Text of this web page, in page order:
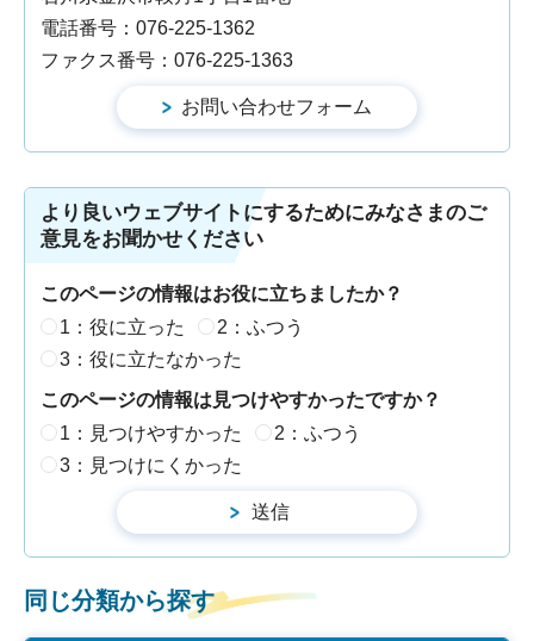
電話番号：076-225-1362
ファクス番号：076-225-1363
より良いウェブサイトにするためにみなさまのご
意見をお聞かせください
このページの情報はお役に立ちましたか？
1：役に立った
2：ふつう
3：役に立たなかった
このページの情報は見つけやすかったですか？
1：見つけやすかった
2：ふつう
3：見つけにくかった
同じ分類から探す